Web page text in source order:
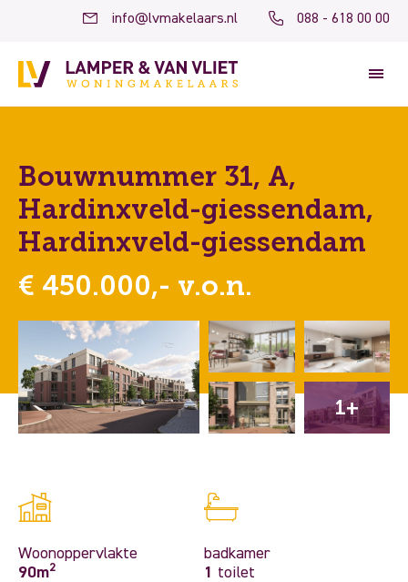
info@lvmakelaars.nl 088 - 618 00 00
Bouwnummer 31, A,
Hardinxveld-giessendam,
Hardinxveld-giessendam
€ 450.000,- v.o.n.
1+
Woonoppervlakte
90m2
badkamer
1
toilet